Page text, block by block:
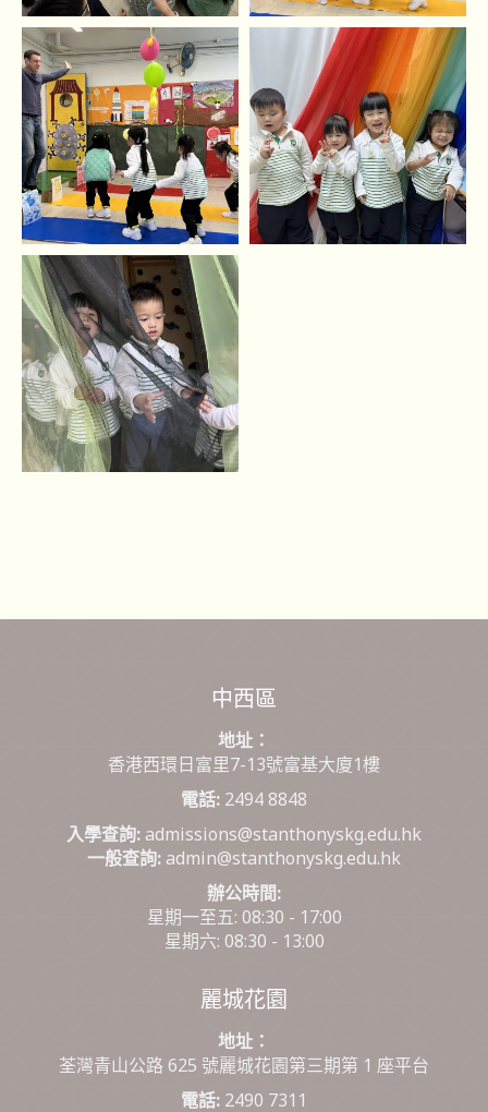
中西區
地址：
香港西環日富里7-13號富基大廈1樓
電話: 2494 8848
入學查詢:admissions@stanthonyskg.edu.hk
一般查詢:admin@stanthonyskg.edu.hk
辦公時間:
星期一至五: 08:30 - 17:00
星期六: 08:30 - 13:00
麗城花園
地址：
荃灣青山公路 625 號麗城花園第三期第 1 座平台
電話: 2490 7311